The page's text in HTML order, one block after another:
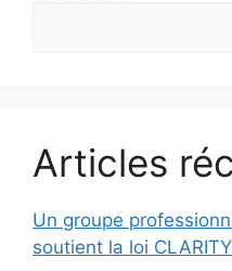
Articles
Un groupe
soutient la loi